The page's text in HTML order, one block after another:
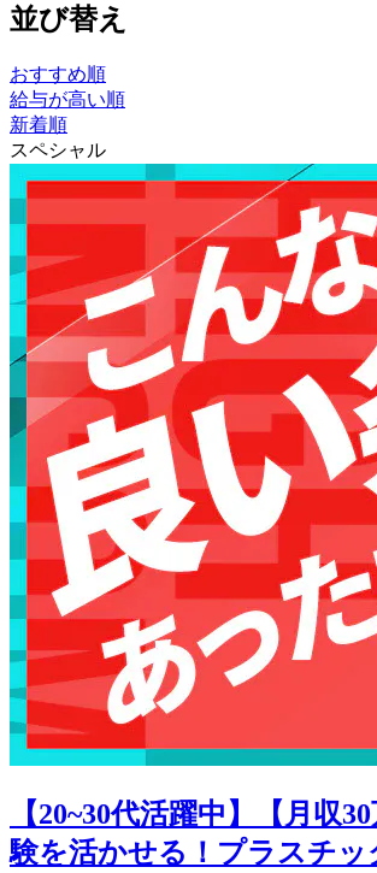
並び替え
おすすめ順
給与が高い順
新着順
スペシャル
【20~30代活躍中】【月収
験を活かせる！プラスチッ